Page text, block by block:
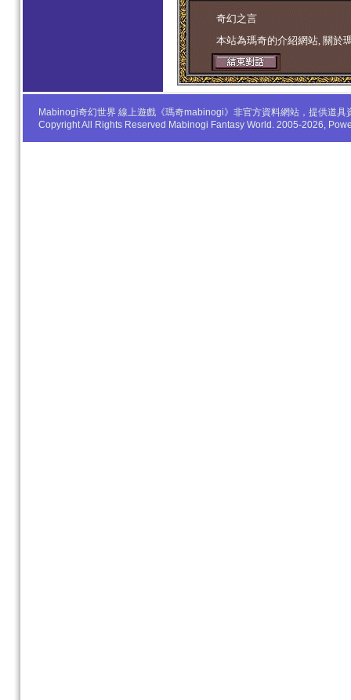
学生妹 奇幻之言
本站為瑪奇的介紹網站, 關於
Mabinogi奇幻世界 線上遊戲《瑪奇mabinogi》非官方資料網站，提供道
Copyright All Rights Reserved Mabinogi Fantasy World. 2005-2026,